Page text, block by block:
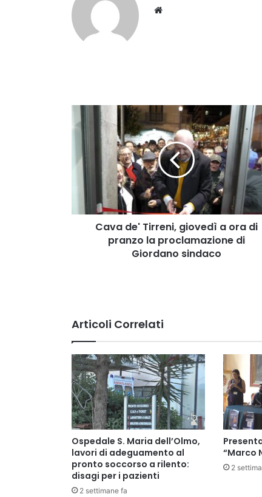
Cava
de'
Tirreni,
giovedì
a
ora
pranzo
la
proclamazione
Giordano
Cava de' Tirreni, giovedì a ora di
pranzo la proclamazione di
Giordano sindaco
Articoli Correlati
Ospedale S. Maria dell’Olmo,
lavori di adeguamento al
pronto soccorso a rilento:
disagi per i pazienti
2 settimane fa
“Marco
2